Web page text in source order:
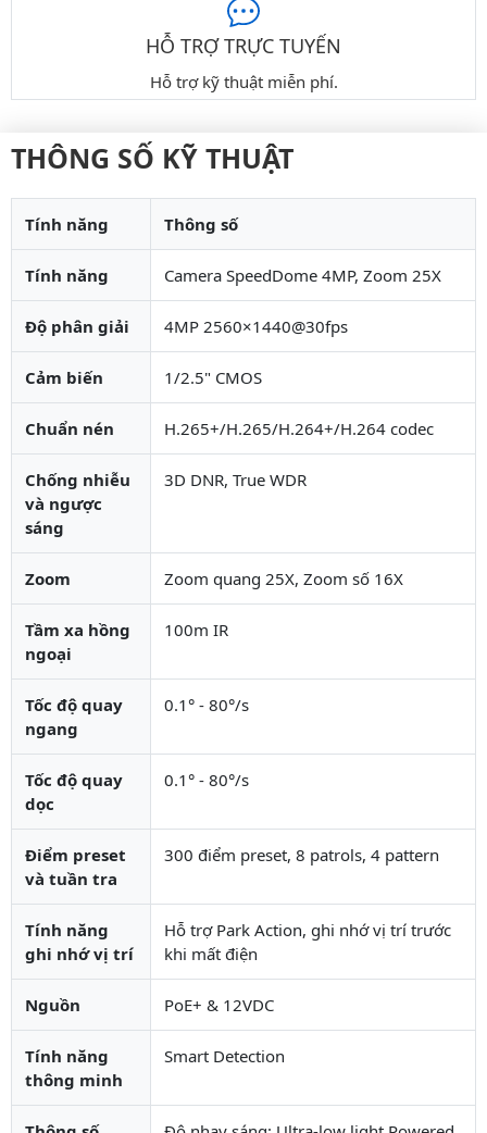
HỖ TRỢ TRỰC TUYẾN
Hỗ trợ kỹ thuật miễn phí.
THÔNG SỐ KỸ THUẬT
Tính năng Thông số
Tính năng Camera SpeedDome 4MP, Zoom 25X
Độ phân giải 4MP 2560×1440@30fps
Cảm biến 1/2.5" CMOS
Chuẩn nén H.265+/H.265/H.264+/H.264 codec
Chống nhiễu
và ngược
sáng
3D DNR, True WDR
Zoom Zoom quang 25X, Zoom số 16X
Tầm xa hồng
ngoại
100m IR
Tốc độ quay
ngang
0.1° - 80°/s
Tốc độ quay
dọc
0.1° - 80°/s
Điểm preset
và tuần tra
300 điểm preset, 8 patrols, 4 pattern
Tính năng
ghi nhớ vị trí
Hỗ trợ Park Action, ghi nhớ vị trí trước
khi mất điện
Nguồn PoE+ & 12VDC
Tính năng
thông minh
Smart Detection